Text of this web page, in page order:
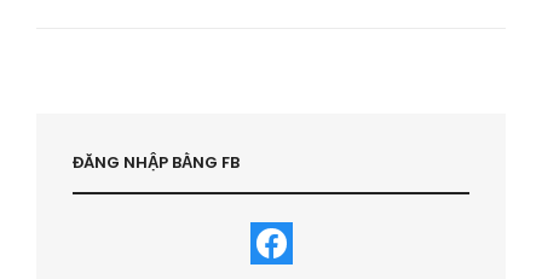
QUẢN
TÀI
ĐĂNG NHẬP BẰNG FB